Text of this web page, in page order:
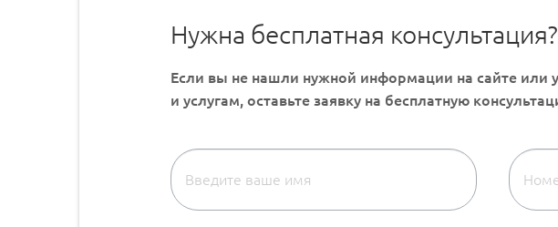
Нужна бесплатная консультация?